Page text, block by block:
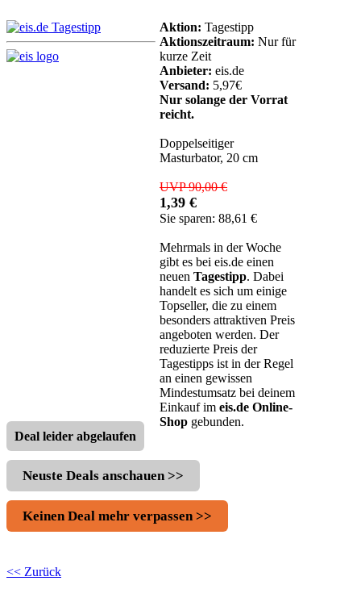
Aktion: Tagestipp
Aktionszeitraum: Nur für
kurze Zeit
Anbieter: eis.de
Versand: 5,97€
Nur solange der Vorrat
reicht.
Doppelseitiger
Masturbator, 20 cm
UVP 90,00 €
1,39 €
Sie sparen: 88,61 €
Mehrmals in der Woche
gibt es bei eis.de einen
neuen Tagestipp. Dabei
handelt es sich um einige
Topseller, die zu einem
besonders attraktiven Preis
angeboten werden. Der
reduzierte Preis der
Tagestipps ist in der Regel
an einen gewissen
Mindestumsatz bei deinem
Einkauf im eis.de Online-
Shop gebunden.
Deal leider abgelaufen
Neuste Deals anschauen >>
Keinen Deal mehr verpassen >>
<< Zurück